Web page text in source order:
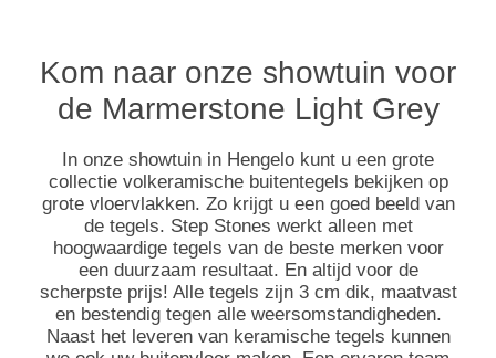
Kom naar onze showtuin voor
de Marmerstone Light Grey
In onze showtuin in Hengelo kunt u een grote
collectie volkeramische buitentegels bekijken op
grote vloervlakken. Zo krijgt u een goed beeld van
de tegels. Step Stones werkt alleen met
hoogwaardige tegels van de beste merken voor
een duurzaam resultaat. En altijd voor de
scherpste prijs! Alle tegels zijn 3 cm dik, maatvast
en bestendig tegen alle weersomstandigheden.
Naast het leveren van keramische tegels kunnen